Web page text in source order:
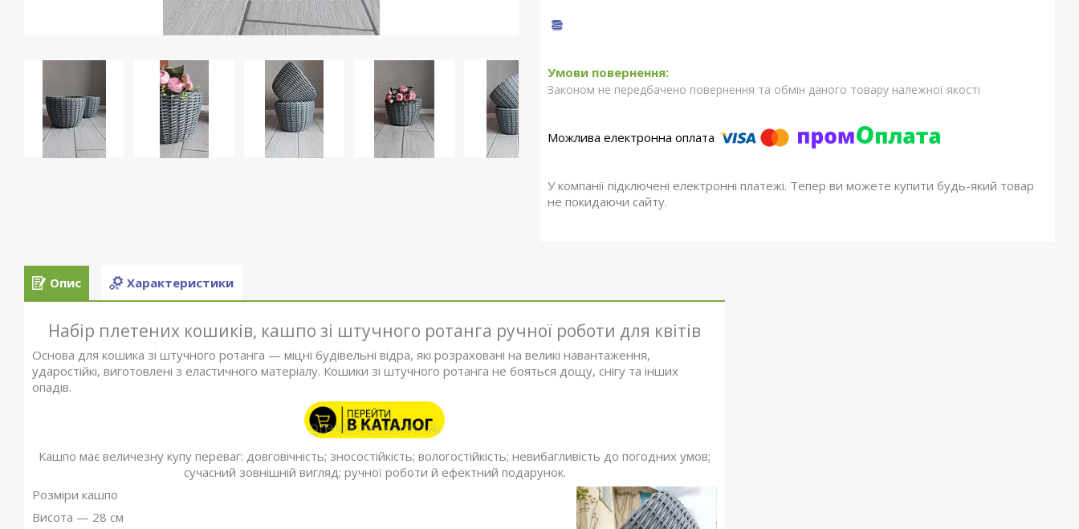
Законом не передбачено повернення та обмін даного товару належної якості
У компанії підключені електронні платежі. Тепер ви можете купити будь-який товар
не покидаючи сайту.
Опис Характеристики
Набір плетених кошиків, кашпо зі штучного ротанга ручної роботи для квітів
Основа для кошика зі штучного ротанга — міцні будівельні відра, які розраховані на великі навантаження,
ударостійкі, виготовлені з еластичного матеріалу. Кошики зі штучного ротанга не бояться дощу, снігу та інших
опадів.
Кашпо має величезну купу переваг: довговічність; зносостійкість; вологостійкість; невибагливість до погодних умов;
сучасний зовнішній вигляд; ручної роботи й ефектний подарунок.
Розміри кашпо
Висота — 28 см